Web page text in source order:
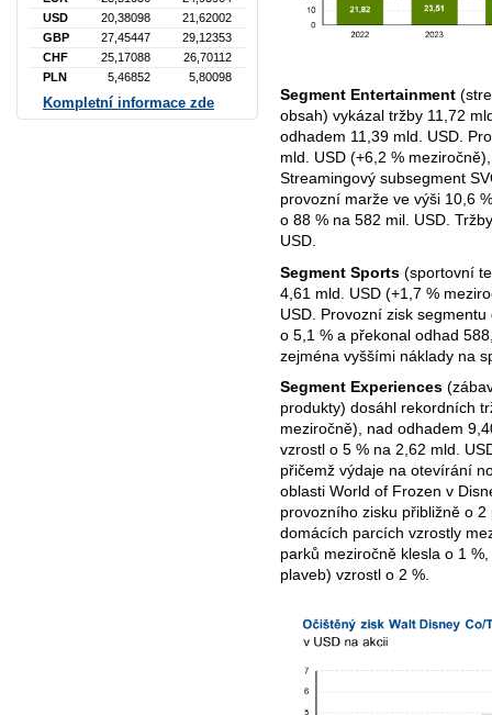
Segment Entertainment
obsah) vykázal tržby 11,72
odhadem 11,39 mld. USD.
mld. USD (+6,2 %
Streamingový subsegment
provozní marže ve výši 10,6
o 88 % na 582 mil. USD.
USD.
Segment Sports (sportovní
4,61 mld. USD (+1,7 %
USD. Provozní zisk
o 5,1 % a překonal odhad
zejména vyššími náklady na
Segment Experiences
produkty) dosáhl rekordních
meziročně), nad odhadem
vzrostl o 5 % na 2,62 mld.
přičemž výdaje na otevírání
oblasti World of Frozen v
provozního zisku přibližně o
domácích parcích vzrostly
parků meziročně klesla o 1
plaveb) vzrostl o 2 %.
USD
20,38098
21,62002
GBP
27,45447
29,12353
CHF
25,17088
26,70112
PLN
5,46852 5,80098
Kompletní informace zde